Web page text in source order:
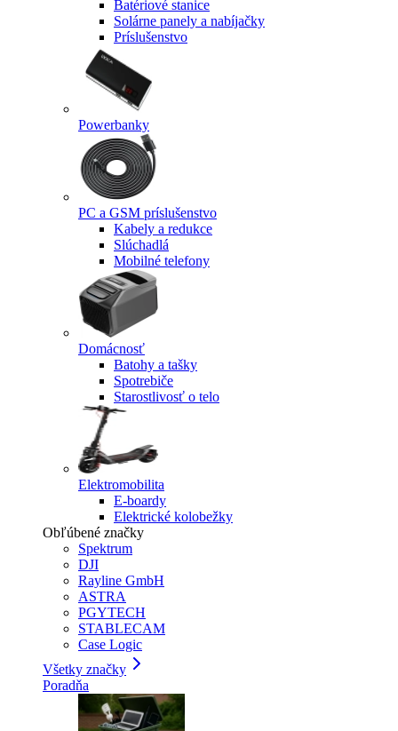
Batériové stanice
Solárne panely a nabíjačky
Príslušenstvo
Powerbanky
PC a GSM príslušenstvo
Kabely a redukce
Slúchadlá
Mobilné telefony
Domácnosť
Batohy a tašky
Spotrebiče
Starostlivosť o telo
Elektromobilita
E-boardy
Elektrické kolobežky
Obľúbené značky
Spektrum
DJI
Rayline GmbH
ASTRA
PGYTECH
STABLECAM
Case Logic
Všetky značky
Poradňa